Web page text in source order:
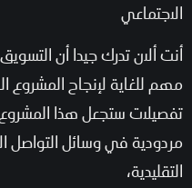
الاجتماعي
أنت ألان تدرك جيدا أن
مهم للغاية لإنجاح المشروع
تفصيلات ستجعل هذا
مردودية في وسائل التواصل
التقليدية،